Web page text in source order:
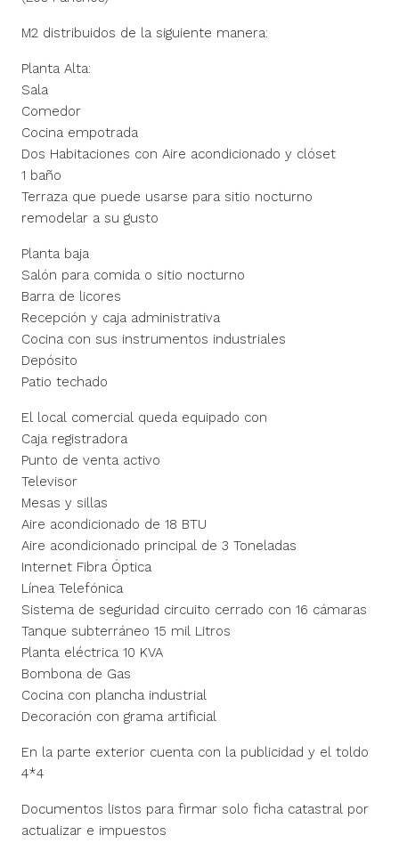
M2 distribuidos de la siguiente manera:
Planta Alta:
Sala
Comedor
Cocina empotrada
Dos Habitaciones con Aire acondicionado y clóset
1 baño
Terraza que puede usarse para sitio nocturno
remodelar a su gusto
Planta baja
Salón para comida o sitio nocturno
Barra de licores
Recepción y caja administrativa
Cocina con sus instrumentos industriales
Depósito
Patio techado
El local comercial queda equipado con
Caja registradora
Punto de venta activo
Televisor
Mesas y sillas
Aire acondicionado de 18 BTU
Aire acondicionado principal de 3 Toneladas
Internet Fibra Óptica
Línea Telefónica
Sistema de seguridad circuito cerrado con 16 cámaras
Tanque subterráneo 15 mil Litros
Planta eléctrica 10 KVA
Bombona de Gas
Cocina con plancha industrial
Decoración con grama artificial
En la parte exterior cuenta con la publicidad y el toldo
4*4
Documentos listos para firmar solo ficha catastral por
actualizar e impuestos